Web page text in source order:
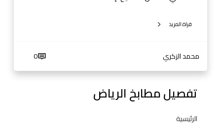
قراة المزيد
محمد الزكري 0
تفصيل مطابخ الرياض
الرئيسية